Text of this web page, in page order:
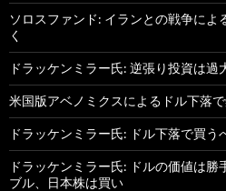
ソロスファンド: イランとの戦争に
く
ドラッケンミラー氏: 逆張り投資は過
米国版アベノミクスによるドル下落
ドラッケンミラー氏: ドル下落で買
ドラッケンミラー氏: ドルの価値は
ブル、日本株は買い